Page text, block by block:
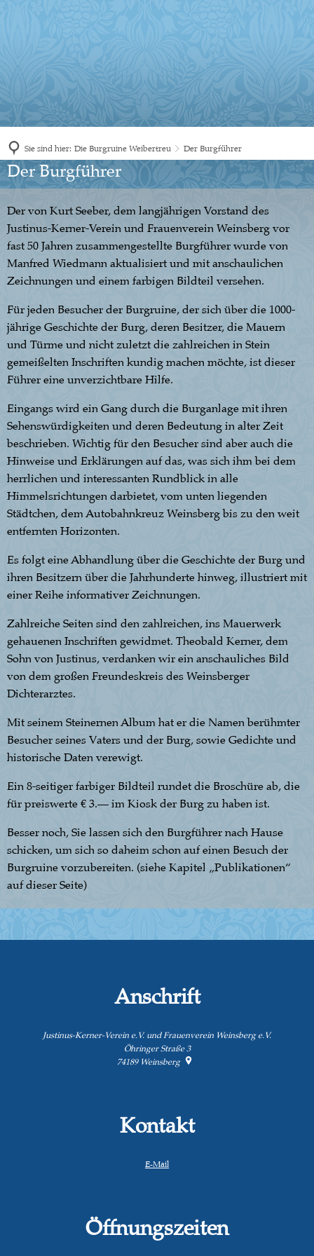
Sie sind hier: Die Burgruine Weibertreu Der Burgführer
Der
Burgführer
Der Burgführer
Der von Kurt Seeber, dem langjährigen Vorstand des
Justinus-Kerner-Verein und Frauenverein Weinsberg vor
fast 50 Jahren zusammengestellte Burgführer wurde von
Manfred Wiedmann aktualisiert und mit anschaulichen
Zeichnungen und einem farbigen Bildteil versehen.
Für jeden Besucher der Burgruine, der sich über die 1000-
jährige Geschichte der Burg, deren Besitzer, die Mauern
und Türme und nicht zuletzt die zahlreichen in Stein
gemeißelten Inschriften kundig machen möchte, ist dieser
Führer eine unverzichtbare Hilfe.
Eingangs wird ein Gang durch die Burganlage mit ihren
Sehenswürdigkeiten und deren Bedeutung in alter Zeit
beschrieben. Wichtig für den Besucher sind aber auch die
Hinweise und Erklärungen auf das, was sich ihm bei dem
herrlichen und interessanten Rundblick in alle
Himmelsrichtungen darbietet, vom unten liegenden
Städtchen, dem Autobahnkreuz Weinsberg bis zu den weit
entfernten Horizonten.
Es folgt eine Abhandlung über die Geschichte der Burg und
ihren Besitzern über die Jahrhunderte hinweg, illustriert mit
einer Reihe informativer Zeichnungen.
Zahlreiche Seiten sind den zahlreichen, ins Mauerwerk
gehauenen Inschriften gewidmet. Theobald Kerner, dem
Sohn von Justinus, verdanken wir ein anschauliches Bild
von dem großen Freundeskreis des Weinsberger
Dichterarztes.
Mit seinem Steinernen Album hat er die Namen berühmter
Besucher seines Vaters und der Burg, sowie Gedichte und
historische Daten verewigt.
Ein 8-seitiger farbiger Bildteil rundet die Broschüre ab, die
für preiswerte € 3.— im Kiosk der Burg zu haben ist.
Besser noch, Sie lassen sich den Burgführer nach Hause
schicken, um sich so daheim schon auf einen Besuch der
Burgruine vorzubereiten. (siehe Kapitel „Publikationen“
auf dieser Seite)
Anschrift
Justinus-Kerner-Verein e.V. und Frauenverein Weinsberg e.V.
Öhringer Straße 3
74189 Weinsberg
Kontakt
E-Mail
Öffnungszeiten